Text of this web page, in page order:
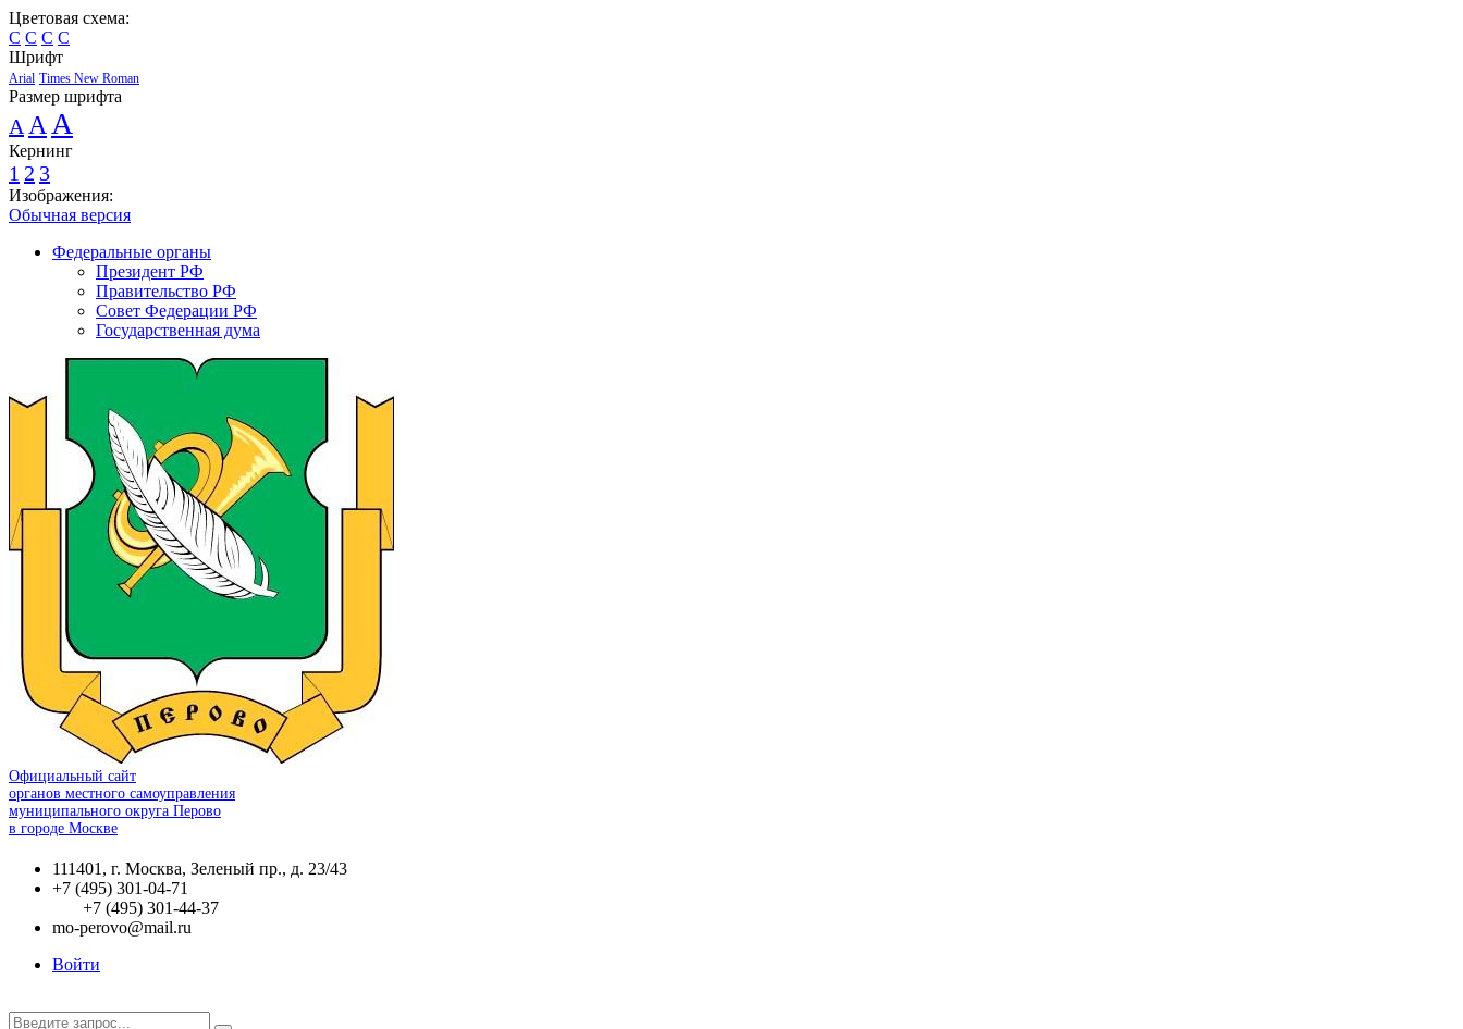
Цветовая схема:
C C C C
Шрифт
Arial Times New Roman
Размер шрифта
A A A
Кернинг
1 2 3
Изображения:
Обычная версия
Федеральные органы
Президент РФ
Правительство РФ
Совет Федерации РФ
Государственная дума
Официальный сайт
органов местного самоуправления
муниципального округа Перово
в городе Москве
111401, г. Москва, Зеленый пр., д. 23/43
+7 (495) 301-04-71
+7 (495) 301-44-37
mo-perovo@mail.ru
Войти